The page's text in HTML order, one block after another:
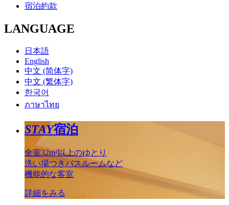
宿泊約款
LANGUAGE
日本語
English
中文 (简体字)
中文 (繁体字)
한국어
ภาษาไทย
STAY宿泊
全室32m²以上のゆとり
洗い場つきバスルームなど
機能的な客室
詳細をみる